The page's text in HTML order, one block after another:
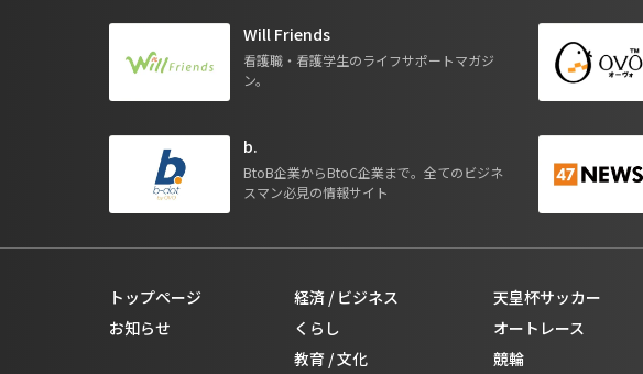
Will Friends
看護職・看護学生のライフサポートマガジ
ン。
b.
BtoB企業からBtoC企業まで。全てのビジネ
スマン必見の情報サイト
トップページ
お知らせ
経済 / ビジネス
くらし
教育 / 文化
天皇杯サッカー
オートレース
競輪